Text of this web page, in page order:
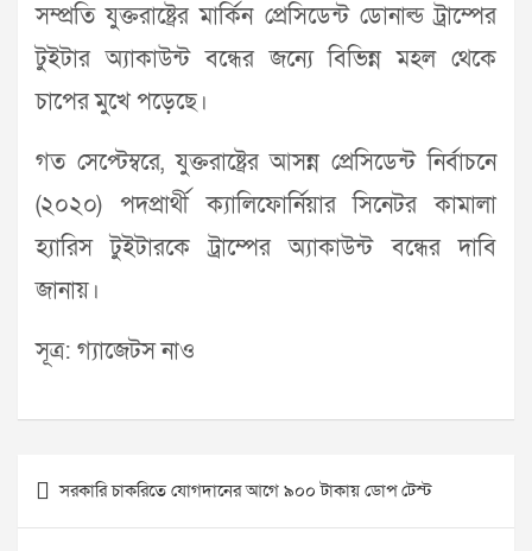
সম্প্রতি যুক্তরাষ্ট্রের মার্কিন প্রেসিডেন্ট ডোনাল্ড ট্রাম্পের
টুইটার অ্যাকাউন্ট বন্ধের জন্যে বিভিন্ন মহল থেকে
চাপের মুখে পড়েছে।
গত সেপ্টেম্বরে, যুক্তরাষ্ট্রের আসন্ন প্রেসিডেন্ট নির্বাচনে
(২০২০) পদপ্রার্থী ক্যালিফোর্নিয়ার সিনেটর কামালা
হ্যারিস টুইটারকে ট্রাম্পের অ্যাকাউন্ট বন্ধের দাবি
জানায়।
সূত্র: গ্যাজেটস নাও
Post
navigation
সরকারি চাকরিতে যোগদানের আগে ৯০০ টাকায় ডোপ টেস্ট